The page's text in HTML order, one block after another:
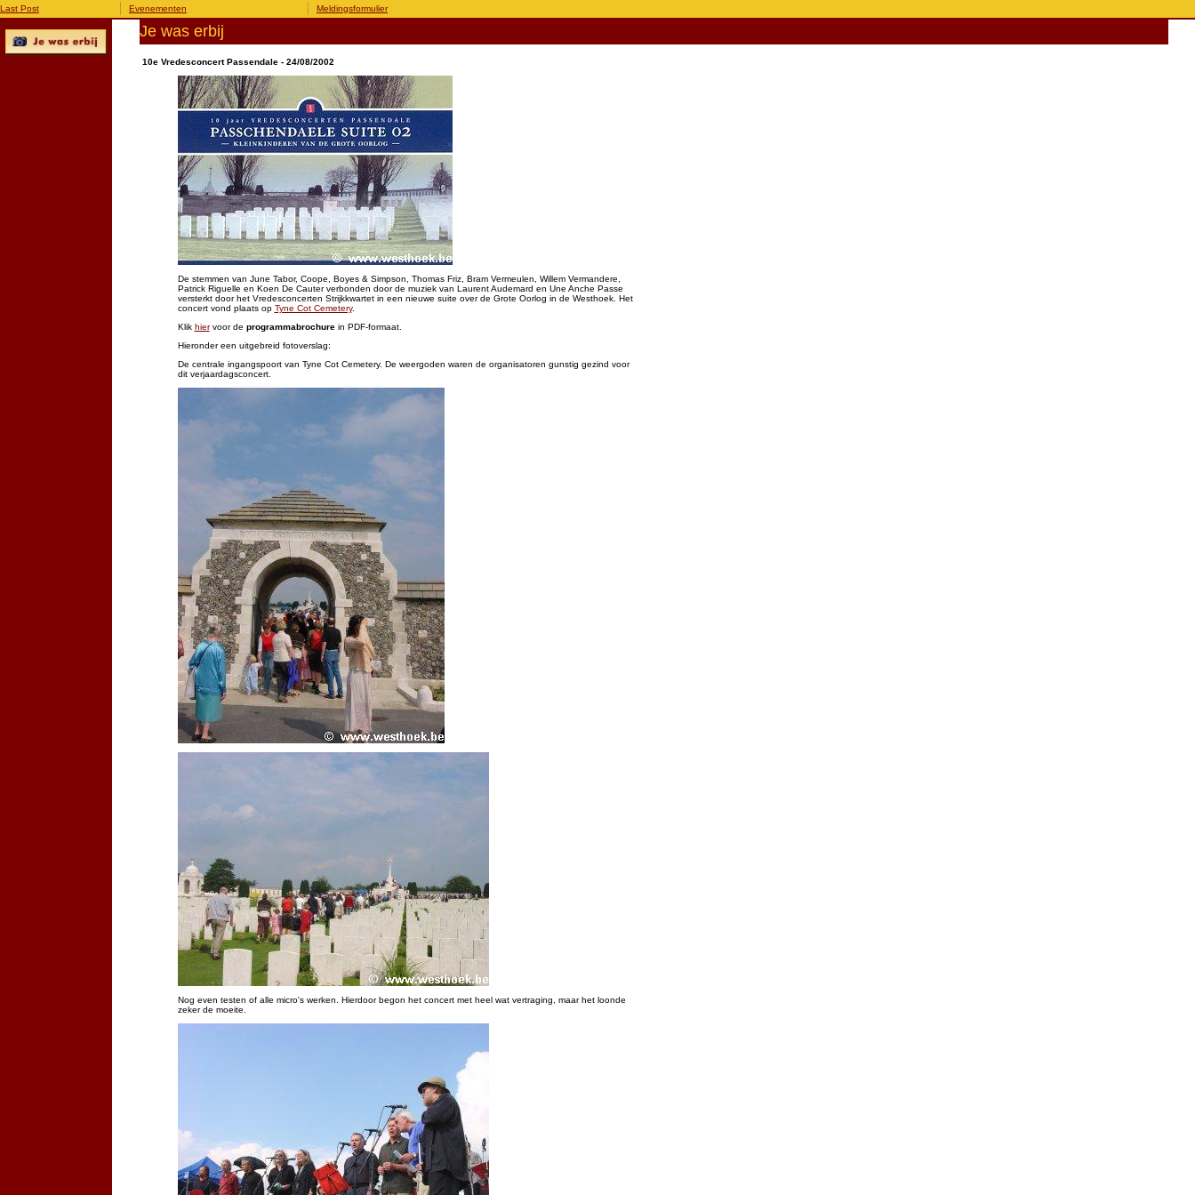
Last Post Evenementen Meldingsformulier
Je was erbij
10e Vredesconcert Passendale - 24/08/2002
De stemmen van June Tabor, Coope, Boyes & Simpson, Thomas Friz, Bram Vermeulen, Willem Vermandere,
Patrick Riguelle en Koen De Cauter verbonden door de muziek van Laurent Audemard en Une Anche Passe
versterkt door het Vredesconcerten Strijkkwartet in een nieuwe suite over de Grote Oorlog in de Westhoek. Het
concert vond plaats op Tyne Cot Cemetery.
Klik hiervoor de programmabrochurein PDF-formaat.
Hieronder een uitgebreid fotoverslag:
De centrale ingangspoort van Tyne Cot Cemetery. De weergoden waren de organisatoren gunstig gezind voor
dit verjaardagsconcert.
Nog even testen of alle micro's werken. Hierdoor begon het concert met heel wat vertraging, maar het loonde
zeker de moeite.